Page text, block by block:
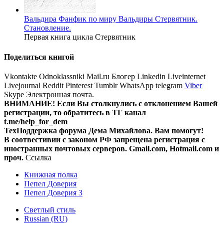
Вальдира Фанфик по миру Вальдиры Стервятник.
Становление.
Первая книга цикла Стервятник
Поделиться книгой
Vkontakte Odnoklassniki Mail.ru Блогер Linkedin Liveinternet
Livejournal Reddit Pinterest Tumblr WhatsApp telegram Viber
Skype Электронная почта.
ВНИМАНИЕ! Ecли Вы столкнулись с отклонением Вашей
регистрации, то обратитесь в ТГ канал
t.me/help_for_dem
ТехПоддержка форума Дема Михайлова. Вам помогут!
В соотвестивии с законом РФ запрещена регистрация с
иностранных почтовых серверов. Gmail.com, Hotmail.com и
проч. Ссылка
Книжная полка
Пепел Доверия
Пепел Доверия 3
Светлый стиль
Russian (RU)